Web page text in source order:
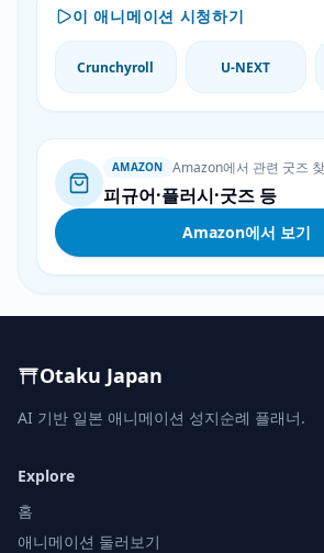
이 애니메이션 시청하기
Crunchyroll U-NEXT
AMAZON Amazon에서 관련 굿즈
피규어·플러시·굿즈 등
Amazon에서 보기
Otaku Japan
AI 기반 일본 애니메이션 성지순례 플래너.
Explore
홈
애니메이션 둘러보기